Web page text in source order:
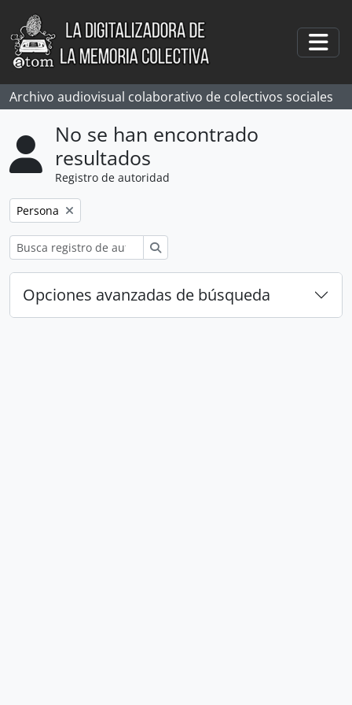
Skip to main content
Archivo audiovisual colaborativo de colectivos sociales
No se han encontrado
resultados
Registro de autoridad
Remove filter:
Persona
Opciones avanzadas de búsqueda